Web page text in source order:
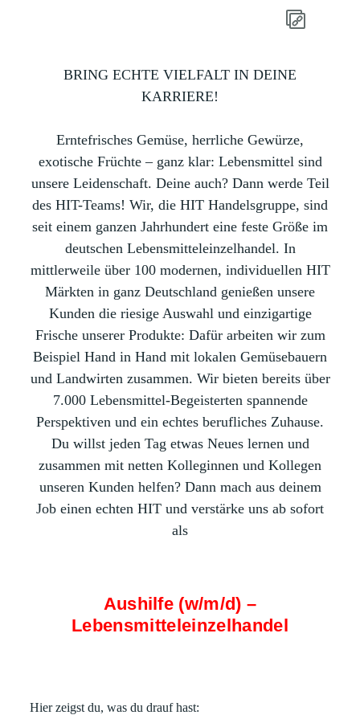
BRING ECHTE VIELFALT IN DEINE
KARRIERE!
Erntefrisches Gemüse, herrliche Gewürze,
exotische Früchte – ganz klar: Lebensmittel sind
unsere Leidenschaft. Deine auch? Dann werde Teil
des HIT-Teams! Wir, die HIT Handelsgruppe, sind
seit einem ganzen Jahrhundert eine feste Größe im
deutschen Lebensmitteleinzelhandel. In
mittlerweile über 100 modernen, individuellen HIT
Märkten in ganz Deutschland genießen unsere
Kunden die riesige Auswahl und einzigartige
Frische unserer Produkte: Dafür arbeiten wir zum
Beispiel Hand in Hand mit lokalen Gemüsebauern
und Landwirten zusammen. Wir bieten bereits über
7.000 Lebensmittel-Begeisterten spannende
Perspektiven und ein echtes berufliches Zuhause.
Du willst jeden Tag etwas Neues lernen und
zusammen mit netten Kolleginnen und Kollegen
unseren Kunden helfen? Dann mach aus deinem
Job einen echten HIT und verstärke uns ab sofort
als
Aushilfe (w/m/d) –
Lebensmitteleinzelhandel
Hier zeigst du, was du drauf hast: